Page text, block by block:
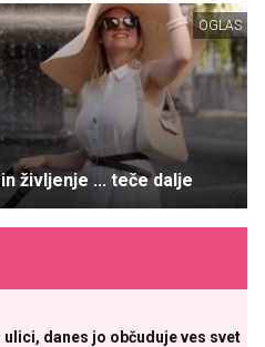
OGLAS
življenje ... teče dalje
ulici, danes jo občuduje ves svet